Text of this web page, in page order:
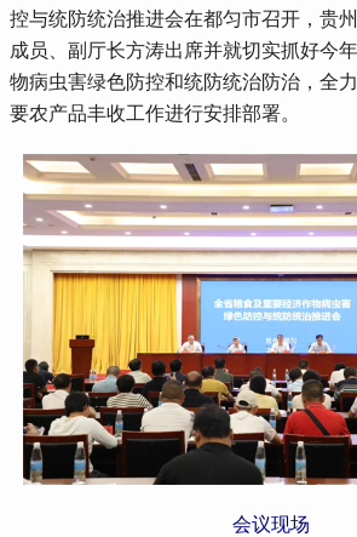
控与统防统治推进会在都匀市召开，贵
成员、副厅长方涛出席并就切实抓好今
物病虫害绿色防控和统防统治防治，全
要农产品丰收工作进行安排部署。
会议现场